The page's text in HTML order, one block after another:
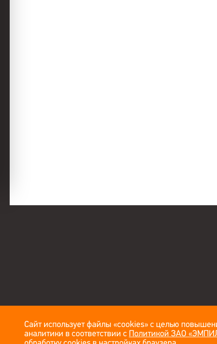
Сайт использует файлы «cookies» с целью
аналитики в соответствии с Политикой ЗАО